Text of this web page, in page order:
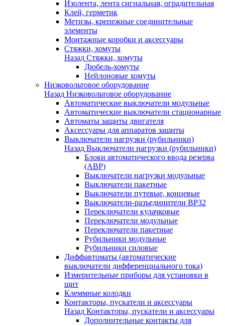
Изолента, лента сигнальная, оградительная
Клей, герметик
Метизы, крепежные соединительные
элементы
Монтажные коробки и аксессуары
Стяжки, хомуты
Назад Стяжки, хомуты
Дюбель-хомуты
Нейлоновые хомуты
Низковольтовое оборудование
Назад Низковольтовое оборудование
Автоматические выключатели модульные
Автоматические выключатели стационарные
Автоматы защиты двигателя
Аксессуары для аппаратов защиты
Выключатели нагрузки (рубильники)
Назад Выключатели нагрузки (рубильники)
Блоки автоматического ввода резерва
(АВР)
Выключатели нагрузки модульные
Выключатели пакетные
Выключатели путевые, концевые
Выключатели-разъединители ВР32
Переключатели кулачковые
Переключатели модульные
Переключатели пакетные
Рубильники модульные
Рубильники силовые
Диффавтоматы (автоматические
выключатели дифференциального тока)
Измерительные приборы для установки в
щит
Клеммные колодки
Контакторы, пускатели и аксессуары
Назад Контакторы, пускатели и аксессуары
Дополнительные контакты для